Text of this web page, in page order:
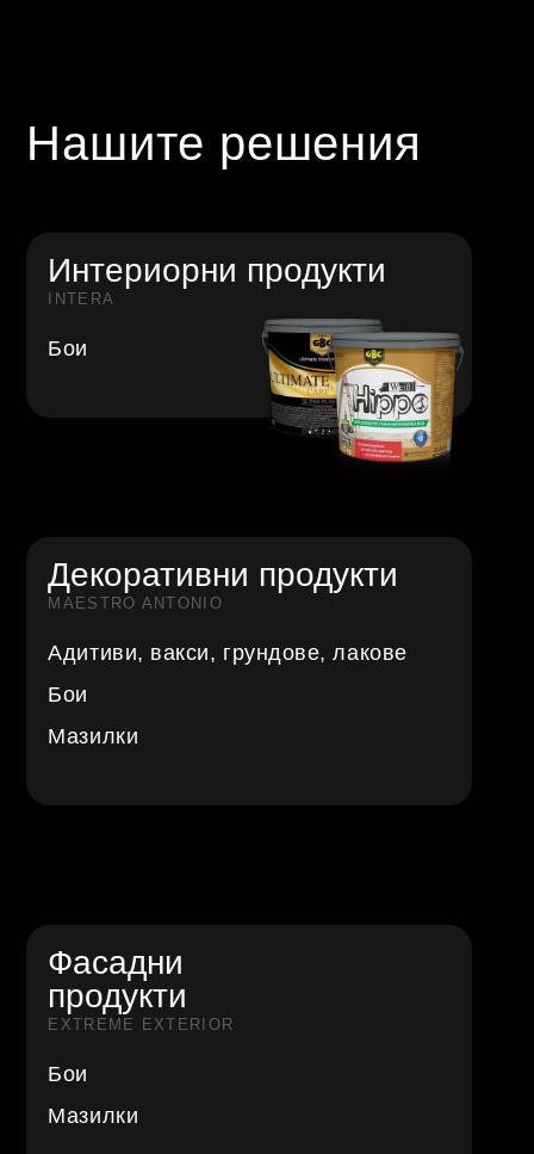
Нашите решения
Интериорни продукти
INTERA
Бои
Декоративни продукти
MAESTRO ANTONIO
Адитиви, вакси, грундове, лакове
Бои
Мазилки
Фасадни
продукти
EXTREME EXTERIOR
Бои
Мазилки